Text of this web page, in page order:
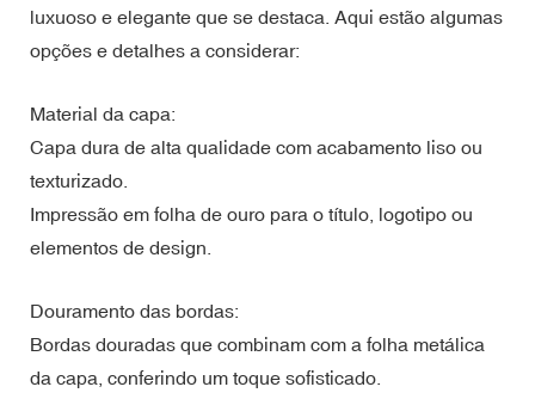
luxuoso e elegante que se destaca. Aqui estão algumas
opções e detalhes a considerar:
Material da capa:
Capa dura de alta qualidade com acabamento liso ou
texturizado.
Impressão em folha de ouro para o título, logotipo ou
elementos de design.
Douramento das bordas:
Bordas douradas que combinam com a folha metálica
da capa, conferindo um toque sofisticado.